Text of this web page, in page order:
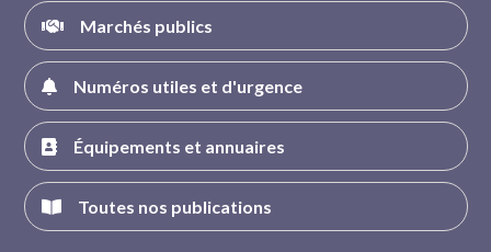
Marchés publics
Numéros utiles et d'urgence
Équipements et annuaires
Toutes nos publications